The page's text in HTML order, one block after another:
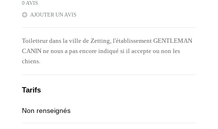
0 AVIS
AJOUTER UN AVIS
Toiletteur dans la ville de Zetting, l'établissement GENTLEMAN
CANIN ne nous a pas encore indiqué si il accepte ou non les
chiens.
Tarifs
Non renseignés